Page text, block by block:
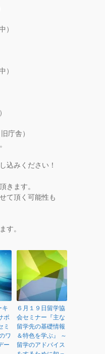
）
）
庁舎）
込みください！
きます。
て頂く可能性も
す。
キ
ポ
ミ
ワ
ー
６月１９日留学協
会セミナー『主な
留学先の基礎情報
＆特色を学ぶ』 ～
留学のアドバイス